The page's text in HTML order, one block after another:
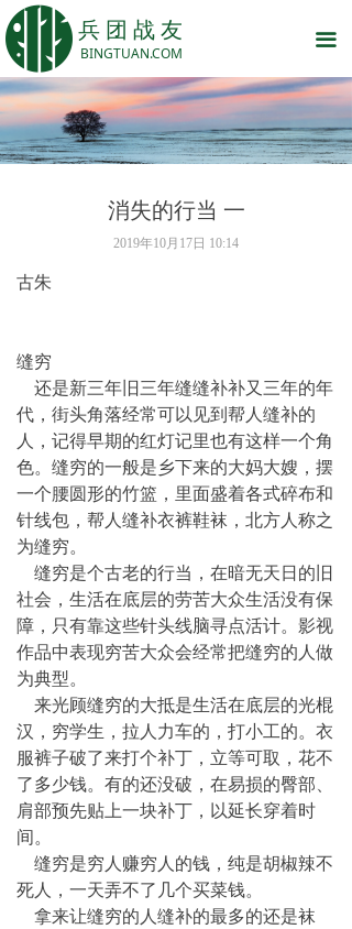
兵 团 战 友 끀
网站首页
话说兵团
战友之家
关于我们
BINGTUAN.COM
消失的行当 一
古朱
缝穷
还是新三年旧三年缝缝补补又三年的年
代，街头角落经常可以见到帮人缝补的
人，记得早期的红灯记里也有这样一个角
色。缝穷的一般是乡下来的大妈大嫂，摆
一个腰圆形的竹篮，里面盛着各式碎布和
针线包，帮人缝补衣裤鞋袜，北方人称之
为缝穷。
缝穷是个古老的行当，在暗无天日的旧
社会，生活在底层的劳苦大众生活没有保
障，只有靠这些针头线脑寻点活计。影视
作品中表现穷苦大众会经常把缝穷的人做
为典型。
来光顾缝穷的大抵是生活在底层的光棍
汉，穷学生，拉人力车的，打小工的。衣
服裤子破了来打个补丁，立等可取，花不
了多少钱。有的还没破，在易损的臀部、
肩部预先贴上一块补丁，以延长穿着时
间。
缝穷是穷人赚穷人的钱，纯是胡椒辣不
死人，一天弄不了几个买菜钱。
拿来让缝穷的人缝补的最多的还是袜
2019年10月17日 10:14